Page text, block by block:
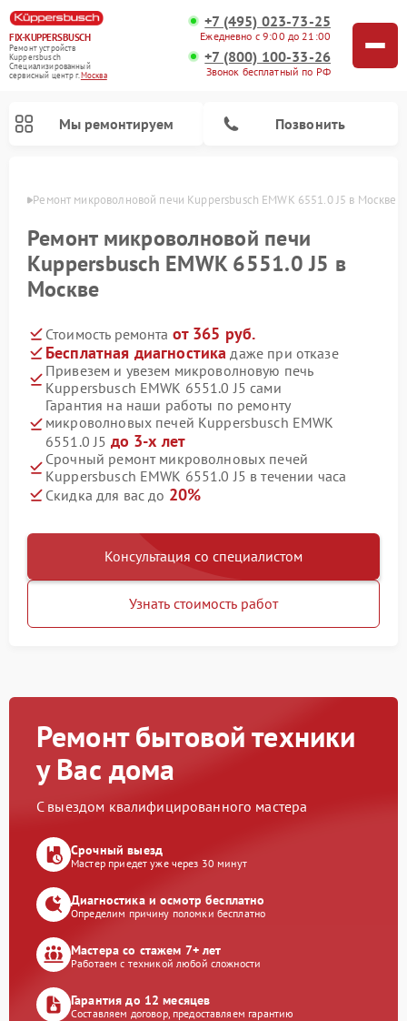
FIX-KUPPERSBUSCH
Ремонт устройств
Kuppersbusch
Специализированный
cервисный центр г.Москва
+7 (495) 023-73-25
Ежедневно с 9:00 до 21:00
+7 (800) 100-33-26
Звонок бесплатный по РФ
Мы ремонтируем Позвонить
Ремонт микроволновой печи Kuppersbusch EMWK 6551.0 J5 в Москве
Ремонт микроволновой печи
Kuppersbusch EMWK 6551.0 J5 в
Москве
Стоимость ремонта от 365 руб.
Бесплатная диагностика даже при отказе
Привезем и увезем микроволновую печь
Kuppersbusch EMWK 6551.0 J5 сами
Гарантия на наши работы по ремонту
микроволновых печей Kuppersbusch EMWK
6551.0 J5 до 3-х лет
Срочный ремонт микроволновых печей
Kuppersbusch EMWK 6551.0 J5 в течении часа
Скидка для вас до 20%
Консультация со специалистом
Узнать стоимость работ
Ремонт бытовой техники
у Вас дома
С выездом квалифицированного мастера
Срочный выезд
Мастер приедет уже через 30 минут
Диагностика и осмотр бесплатно
Определим причину поломки бесплатно
Мастера со стажем 7+ лет
Работаем с техникой любой сложности
Гарантия до 12 месяцев
Составляем договор, предоставляем гарантию